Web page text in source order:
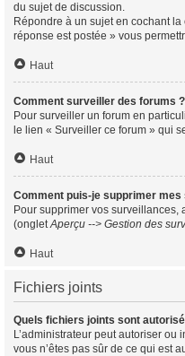
du sujet de discussion.
Répondre à un sujet en cochant la
réponse est postée » vous
Haut
Comment surveiller des forums ?
Pour surveiller un forum en
le lien « Surveiller ce forum » qui
Haut
Comment puis-je supprimer
Pour supprimer vos surveillances,
(ongletAperçu --> Gestion des
Haut
Fichiers joints
Quels fichiers joints sont
L’administrateur peut autoriser ou
vous n’êtes pas sûr de ce qui est